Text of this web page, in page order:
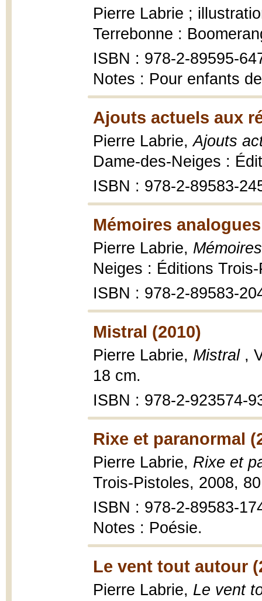
Pierre Labrie ;
Terrebonne :
ISBN : 978-2-89595-
Notes : Pour enfants
Ajouts actuels aux
Pierre Labrie,Ajouts
Dame-des-Neiges :
ISBN : 978-2-89583-
Mémoires
Pierre Labrie,
Neiges : Éditions
ISBN : 978-2-89583-
Mistral (2010)
Pierre Labrie, Mistral ,
18 cm.
ISBN : 978-2-923574-
Rixe et paranormal
Pierre Labrie, Rixe et
Trois-Pistoles, 2008,
ISBN : 978-2-89583-
Notes : Poésie.
Le vent tout autour
Pierre Labrie, Le vent